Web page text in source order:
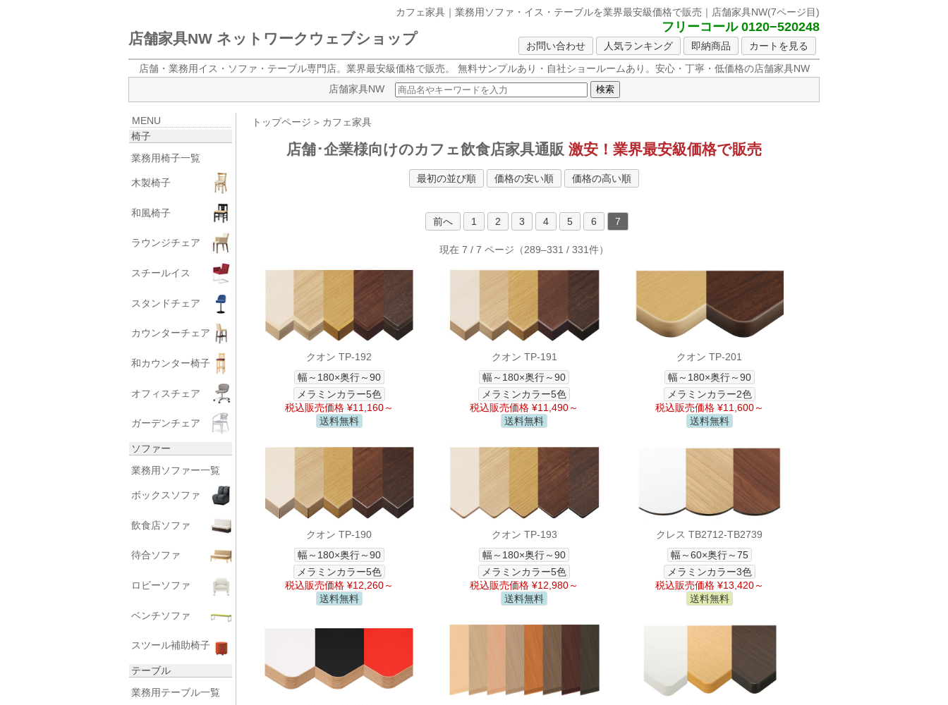
カフェ家具｜業務用ソファ・イス・テーブルを業界最安級価格で販売｜店舗家具NW(7ページ目)
店舗家具NW ネットワークウェブショップ
フリーコール 0120−520248
お問い合わせ 人気ランキング 即納商品
カートを見る
店舗・業務用イス・ソファ・テーブル専門店。業界最安級価格で販売。
無料サンプルあり・自社ショールームあり。安心・丁寧・低価格の店舗家具NW
店舗家具NW
MENU
椅子
業務用椅子一覧
木製椅子
和風椅子
ラウンジチェア
スチールイス
スタンドチェア
カウンターチェア
和カウンター椅子
オフィスチェア
ガーデンチェア
ソファー
業務用ソファー一覧
ボックスソファ
飲食店ソファ
待合ソファ
ロビーソファ
ベンチソファ
スツール補助椅子
テーブル
業務用テーブル一覧
トップページ ＞ カフェ家具
店舗･企業様向けのカフェ飲食店家具通販 激安！業界最安級価格で販売
最初の並び順 価格の安い順 価格の高い順
前へ 1 2 3 4 5 6 7
現在 7 / 7 ページ（289–331 / 331件）
クオン TP-192
幅～180×奥行～90
メラミンカラー5色
税込販売価格 ¥11,160～
送料無料
クオン TP-191
幅～180×奥行～90
メラミンカラー5色
税込販売価格 ¥11,490～
送料無料
クオン TP-201
幅～180×奥行～90
メラミンカラー2色
税込販売価格 ¥11,600～
送料無料
クオン TP-190
幅～180×奥行～90
メラミンカラー5色
税込販売価格 ¥12,260～
送料無料
クオン TP-193
幅～180×奥行～90
メラミンカラー5色
税込販売価格 ¥12,980～
送料無料
クレス TB2712-TB2739
幅～60×奥行～75
メラミンカラー3色
税込販売価格 ¥13,420～
送料無料